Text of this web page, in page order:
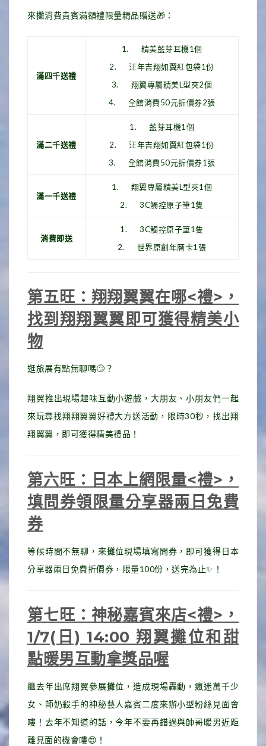
來攤消費貴賓滿額禮限量精品贈送🎁：
滿四千送禮
1. 精美藍芽耳機1個
2. 汪年吉翔如翼紅包袋1份
3. 翔翼專屬精美L型夾2個
4. 全館消費50元折價券2張
滿二千送禮
1. 藍芽耳機1個
2. 汪年吉翔如翼紅包袋1份
3. 全館消費50元折價券1張
滿一千送禮
1. 翔翼專屬精美L型夾1個
2. 3C觸控原子筆1隻
消費即送
1. 3C觸控原子筆1隻
2. 世界原創年曆卡1張
第五旺：翔翔翼翼在哪<禮>，
找到翔翔翼翼即可獲得精美小
物
逛旅展有點無聊嗎🙄？
翔翼推出現場趣味互動小遊戲，大朋友、小朋友們一起
來玩尋找翔翔翼翼好禮大方送活動，限時30秒，找出翔
翔翼翼，即可獲得精美禮品！
第六旺：日本上網限量<禮>，
填問券領限量分享器兩日免費
券
等候時間不無聊，來攤位現場填寫問券，即可獲得日本
分享器兩日免費折價券，限量100份，送完為止✨！
第七旺：神秘嘉賓來店<禮>，
1/7(日) 14:00 翔翼攤位和甜
點暖男互動拿獎品喔
繼去年出席翔翼參展攤位，造成現場轟動，瘋迷萬千少
女、師奶殺手的神秘藝人嘉賓二度來辦小型粉絲見面會
嘍！去年不知道的話，今年不要再錯過與帥哥暖男近距
離見面的機會嘍😍！